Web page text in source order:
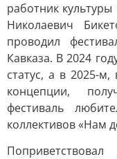
работник
Николаевич
проводил
Кавказа. В 2024
статус, а в 2025-
концепции,
фестиваль
коллективов «Нам